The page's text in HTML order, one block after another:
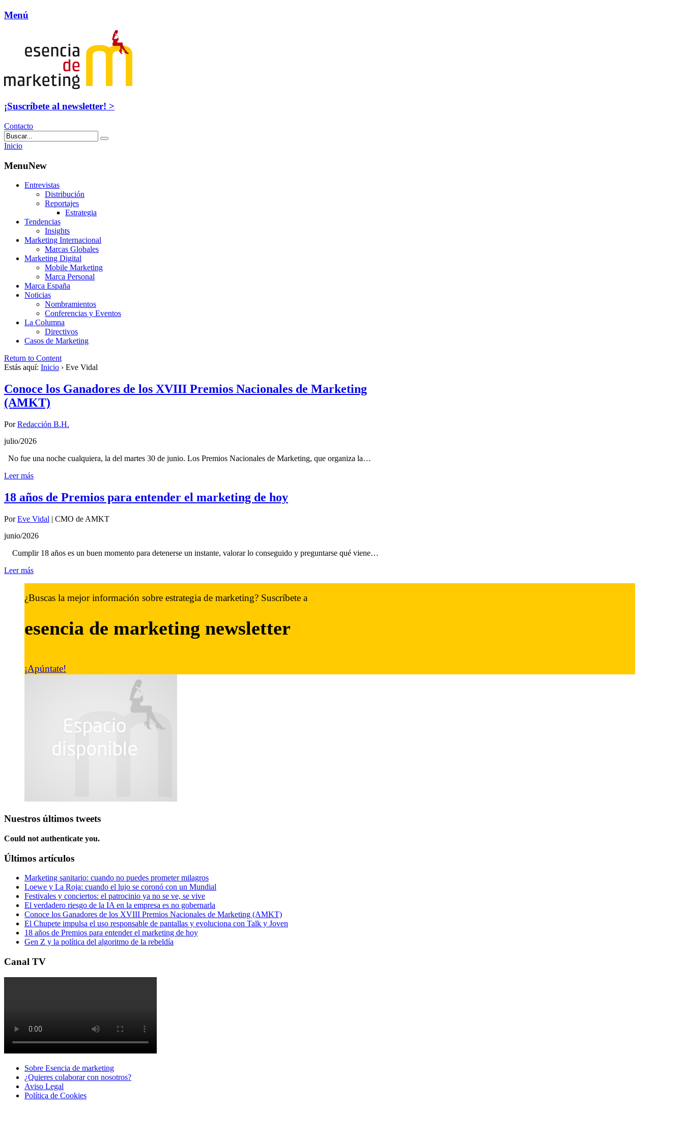
Menú
¡Suscríbete al newsletter! >
Contacto
Inicio
MenuNew
Entrevistas
Distribución
Reportajes
Estrategia
Tendencias
Insights
Marketing Internacional
Marcas Globales
Marketing Digital
Mobile Marketing
Marca Personal
Marca España
Noticias
Nombramientos
Conferencias y Eventos
La Columna
Directivos
Casos de Marketing
Return to Content
Estás aquí: Inicio › Eve Vidal
Conoce los Ganadores de los XVIII Premios Nacionales de Marketing
(AMKT)
PorRedacción B.H.
julio/2026
No fue una noche cualquiera, la del martes 30 de junio. Los Premios Nacionales de Marketing, que organiza la…
Leer más
18 años de Premios para entender el marketing de hoy
PorEve Vidal | CMO de AMKT
junio/2026
Cumplir 18 años es un buen momento para detenerse un instante, valorar lo conseguido y preguntarse qué viene…
Leer más
¿Buscas la mejor información sobre estrategia de marketing? Suscríbete a
esencia de marketing newsletter
¡Apúntate!
Nuestros últimos tweets
Could not authenticate you.
Últimos artículos
Marketing sanitario: cuando no puedes prometer milagros
Loewe y La Roja: cuando el lujo se coronó con un Mundial
Festivales y conciertos: el patrocinio ya no se ve, se vive
El verdadero riesgo de la IA en la empresa es no gobernarla
Conoce los Ganadores de los XVIII Premios Nacionales de Marketing (AMKT)
El Chupete impulsa el uso responsable de pantallas y evoluciona con Talk y Joven
18 años de Premios para entender el marketing de hoy
Gen Z y la política del algoritmo de la rebeldía
Canal TV
Sobre Esencia de marketing
¿Quieres colaborar con nosotros?
Aviso Legal
Polí­tica de Cookies